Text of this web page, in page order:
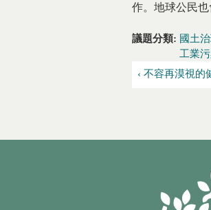
作。地球公民也
議題分類: 國土
工業
‹ 不容再漠視的